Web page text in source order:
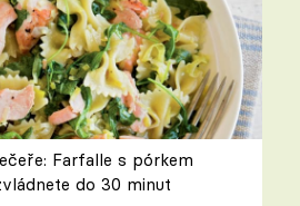
Farfalle s pórkem
do 30 minut